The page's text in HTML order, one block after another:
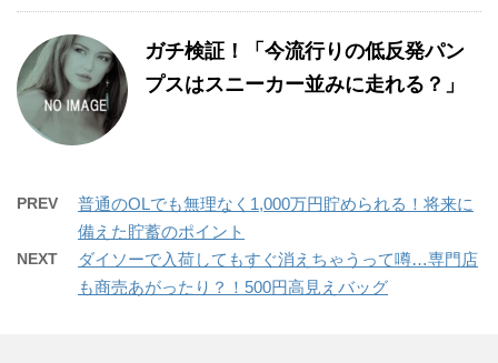
ガチ検証！「今流行りの低反発パン
プスはスニーカー並みに走れる？」
PREV
普通のOLでも無理なく1,000万円貯められる！将来に
備えた貯蓄のポイント
NEXT
ダイソーで入荷してもすぐ消えちゃうって噂…専門店
も商売あがったり？！500円高見えバッグ